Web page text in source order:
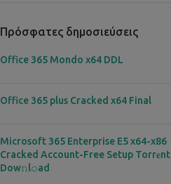
Πρόσφατες δημοσιεύσεις
Office 365 Mondo x64 DDL
Office 365 plus Cracked x64 Final
Microsoft 365 Enterprise E5 x64-x86
Cracked Account-Free Setup Torr𝐞nt
Dow𝚗l𝚘аd